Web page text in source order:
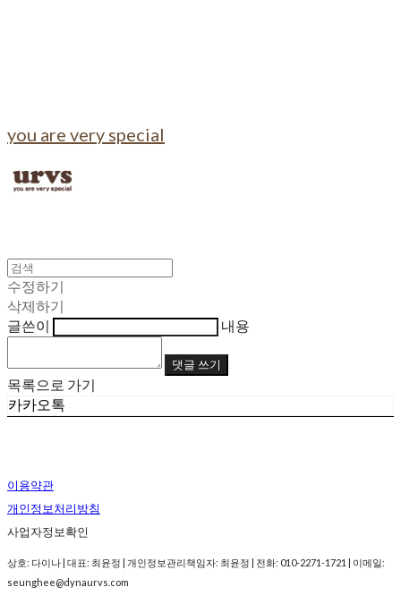
you are very special
수정하기
삭제하기
글쓴이
내용
댓글 쓰기
목록으로 가기
카카오톡
이용약관
개인정보처리방침
사업자정보확인
상호: 다이나 | 대표: 최윤정 | 개인정보관리책임자: 최윤정 | 전화: 010-2271-1721 | 이메일:
seunghee@dynaurvs.com